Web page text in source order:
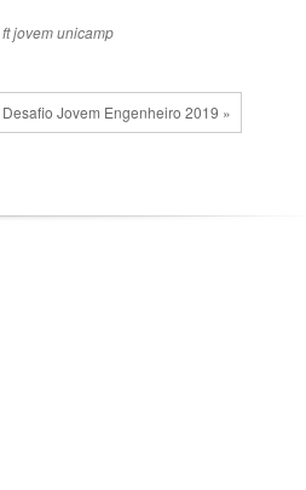
ftjovemunicamp
Desafio Jovem Engenheiro 2019 »